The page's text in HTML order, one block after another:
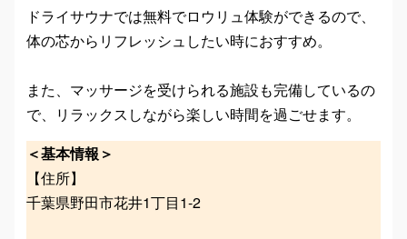
ドライサウナでは無料でロウリュ体験ができるので、
体の芯からリフレッシュしたい時におすすめ。
また、マッサージを受けられる施設も完備しているの
で、リラックスしながら楽しい時間を過ごせます。
＜基本情報＞
【住所】
千葉県野田市花井1丁目1-2